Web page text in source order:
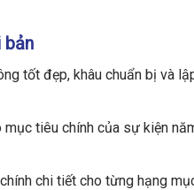
bản
tốt đẹp, khâu chuẩn bị và
tiêu chính của sự kiện
chi tiết cho từng hạng